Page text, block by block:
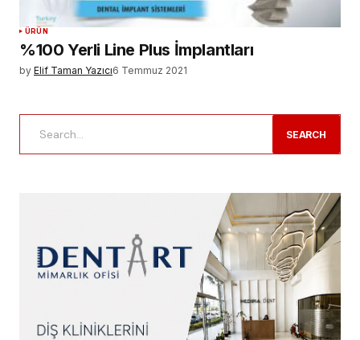
ÜRÜN
%100 Yerli Line Plus İmplantları
by Elif Taman Yazıcı6 Temmuz 2021
SEARCH